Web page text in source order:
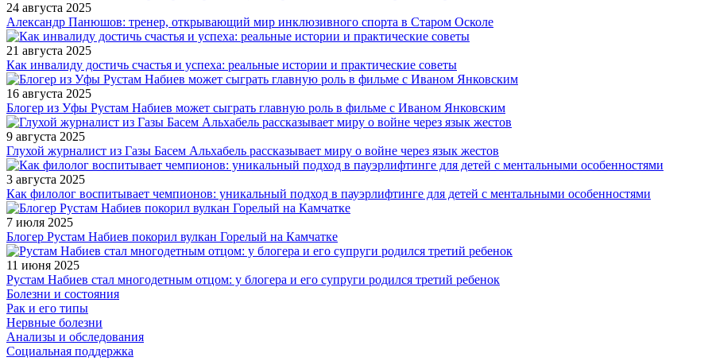
24 августа 2025
Александр Панюшов: тренер, открывающий мир инклюзивного спорта в Старом Осколе
21 августа 2025
Как инвалиду достичь счастья и успеха: реальные истории и практические советы
16 августа 2025
Блогер из Уфы Рустам Набиев может сыграть главную роль в фильме с Иваном Янковским
9 августа 2025
Глухой журналист из Газы Басем Альхабель рассказывает миру о войне через язык жестов
3 августа 2025
Как филолог воспитывает чемпионов: уникальный подход в пауэрлифтинге для детей с ментальными особенностями
7 июля 2025
Блогер Рустам Набиев покорил вулкан Горелый на Камчатке
11 июня 2025
Рустам Набиев стал многодетным отцом: у блогера и его супруги родился третий ребенок
Болезни и состояния
Рак и его типы
Нервные болезни
Анализы и обследования
Социальная поддержка